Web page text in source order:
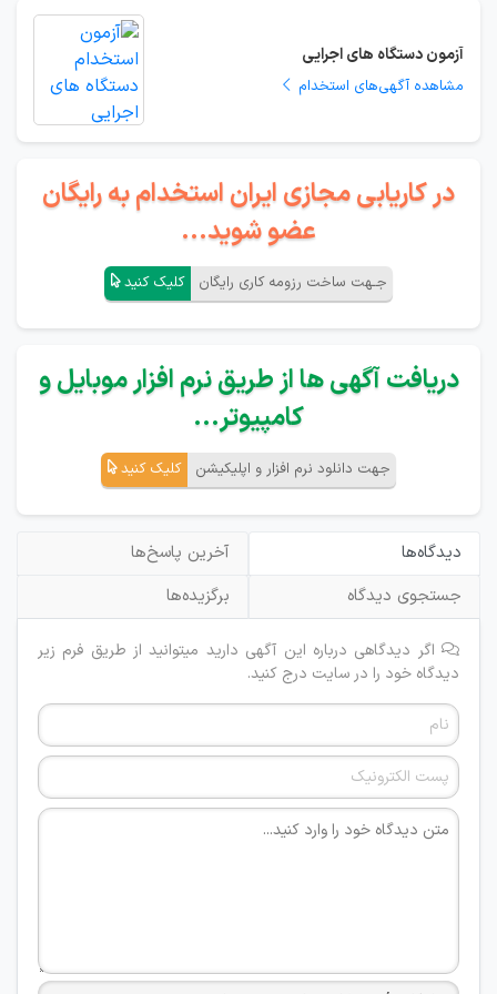
آزمون دستگاه های اجرایی
مشاهده آگهی‌های استخدام
در کاریابی مجازی ایران استخدام به رایگان
عضو شوید...
جـهت ساخت رزومه کاری رایگان کلیک کنید
دریافت آگهی ها از طریق نرم افزار موبایل و
کامپیوتر...
جهت دانلود نرم افزار و اپلیکیشن کلیک کنید
دیدگاه‌ها
آخرین پاسخ‌ها
جستجوی دیدگاه
برگزیده‌ها
اگر دیدگاهی درباره این آگهی دارید میتوانید از طریق فرم زیر
دیدگاه خود را در سایت درج کنید.